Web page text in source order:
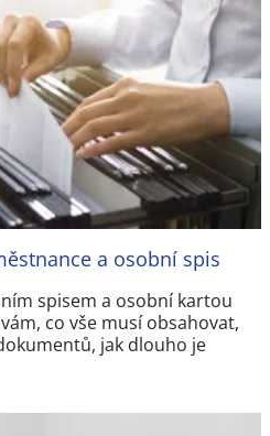
a osobní spis
spisem a osobní kartou
co vše musí obsahovat,
jak dlouho je